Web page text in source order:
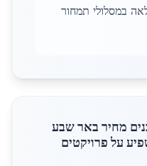
במסלולי תמחור
מחיר באר שבע
על פרויקטים